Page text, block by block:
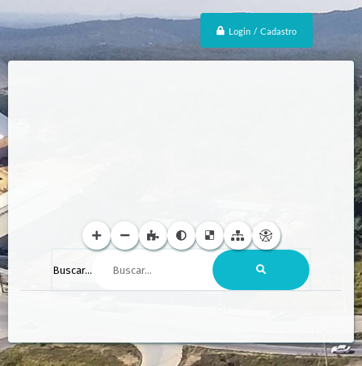
Login / Cadastro
Buscar...